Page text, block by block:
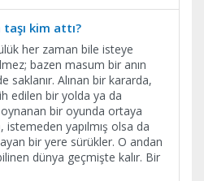
taşı kim attı?
her zaman bile isteye
bazen masum bir anın
saklanır. Alınan bir kararda,
edilen bir yolda ya da
bir oyunda ortaya
istemeden yapılmış olsa da
bir yere sürükler. O andan
dünya geçmişte kalır. Bir